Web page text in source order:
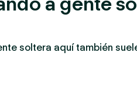
soltera aquí también